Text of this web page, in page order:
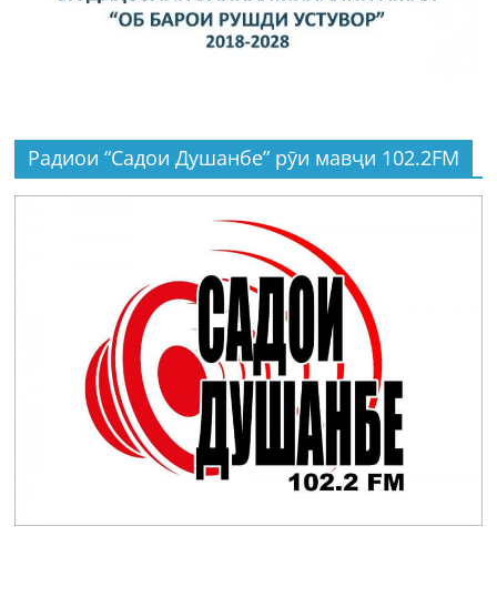
Радиои “Садои Душанбе” рӯи мавҷи 102.2FM